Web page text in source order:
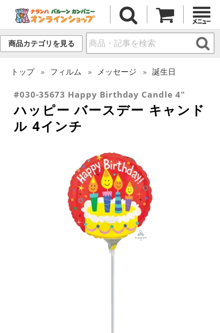
商品カテゴリを見る
トップ フィルム メッセージ 誕生日
#030-35673 Happy Birthday Candle 4"
ハッピー バースデー キャンド
ル 4インチ